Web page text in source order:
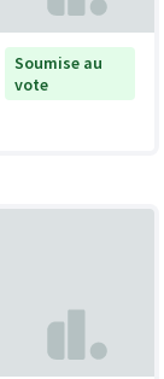
Soumise au
vote